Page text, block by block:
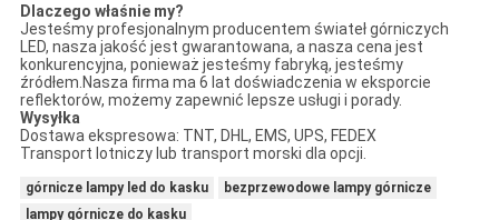
Dlaczego właśnie my?
Jesteśmy profesjonalnym producentem świateł górniczych
LED, nasza jakość jest gwarantowana, a nasza cena jest
konkurencyjna, ponieważ jesteśmy fabryką, jesteśmy
źródłem.Nasza firma ma 6 lat doświadczenia w eksporcie
reflektorów, możemy zapewnić lepsze usługi i porady.
Wysyłka
Dostawa ekspresowa: TNT, DHL, EMS, UPS, FEDEX
Transport lotniczy lub transport morski dla opcji.
górnicze lampy led do kasku
bezprzewodowe lampy górnicze
lampy górnicze do kasku